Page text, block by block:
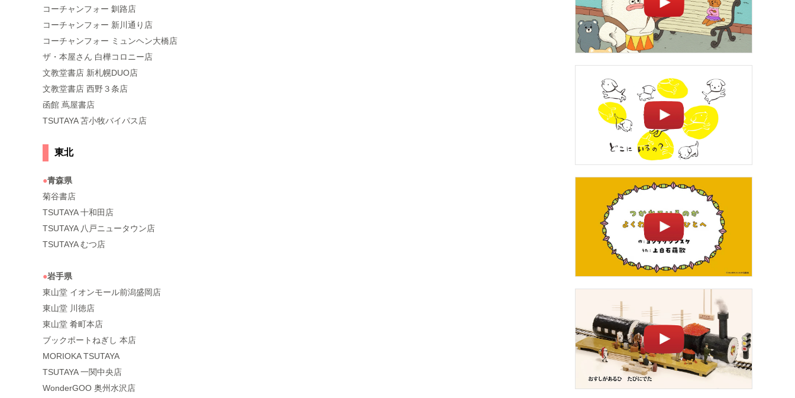
コーチャンフォー 釧路店
コーチャンフォー 新川通り店
コーチャンフォー ミュンヘン大橋店
ザ・本屋さん 白樺コロニー店
文教堂書店 新札幌DUO店
文教堂書店 西野３条店
函館 蔦屋書店
TSUTAYA 苫小牧バイパス店
東北
●青森県
菊谷書店
TSUTAYA 十和田店
TSUTAYA 八戸ニュータウン店
TSUTAYA むつ店
●岩手県
東山堂 イオンモール前潟盛岡店
東山堂 川徳店
東山堂 肴町本店
ブックポートねぎし 本店
MORIOKA TSUTAYA
TSUTAYA 一関中央店
WonderGOO 奥州水沢店